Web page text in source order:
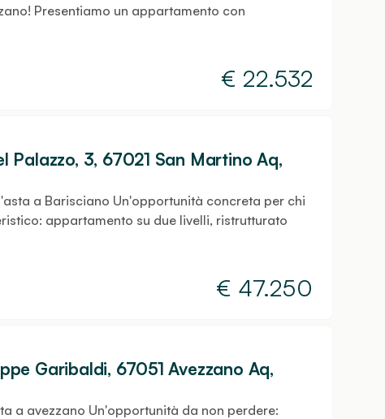
Presentiamo un appartamento con
€ 22.532
3, 67021 San Martino Aq,
a Barisciano Un'opportunità concreta per chi
appartamento su due livelli, ristrutturato
€ 47.250
Garibaldi, 67051 Avezzano Aq,
a avezzano Un'opportunità da non perdere: